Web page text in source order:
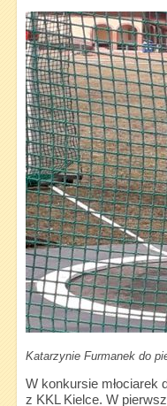
Katarzynie Furmanek do
W konkursie młociarek
z KKL Kielce. W